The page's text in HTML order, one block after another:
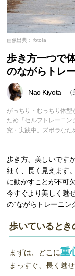
画像出典： fotolia
歩き方一つで
のながらトレ
Nao Kiyota
がっちり・むっちり体型
ため「セルフトレーニン
究・実践中。ズボラな
歩き方、美しいです
細く、長く見えます
に動かすことが不可
今すぐより美しく魅
の“ながらトレーニン
歩いているとき
まずは、どこに重
まっすぐ、長く魅